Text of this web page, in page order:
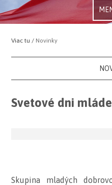
Viac tu / Novinky
Svetové dni
Skupina mladých